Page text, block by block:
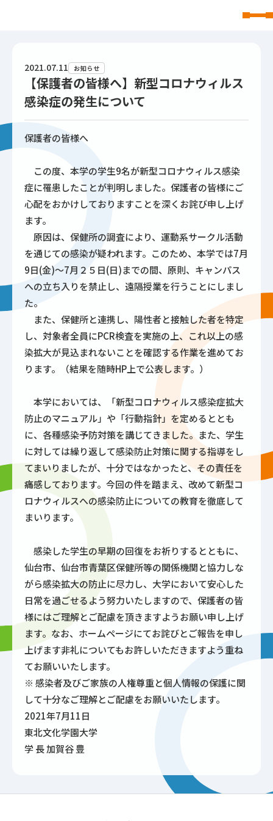
2021.07.11 お知らせ
【保護者の皆様へ】新型コロナウィルス
感染症の発生について
保護者の皆様へ
この度、本学の学生9名が新型コロナウィルス感染
症に罹患したことが判明しました。保護者の皆様にご
心配をおかけしておりますことを深くお詫び申し上げ
ます。
原因は、保健所の調査により、運動系サークル活動
を通じての感染が疑われます。このため、本学では7月
9日(金)～7月２５日(日)までの間、原則、キャンパス
への立ち入りを禁止し、遠隔授業を行うことにしまし
た。
また、保健所と連携し、陽性者と接触した者を特定
し、対象者全員にPCR検査を実施の上、これ以上の感
染拡大が見込まれないことを確認する作業を進めてお
ります。（結果を随時HP上で公表します。）
本学においては、「新型コロナウィルス感染症拡大
防止のマニュアル」や「行動指針」を定めるととも
に、各種感染予防対策を講じてきました。また、学生
に対しては繰り返して感染防止対策に関する指導をし
てまいりましたが、十分ではなかったと、その責任を
痛感しております。今回の件を踏まえ、改めて新型コ
ロナウィルスへの感染防止についての教育を徹底して
まいります。
感染した学生の早期の回復をお祈りするとともに、
仙台市、仙台市青葉区保健所等の関係機関と協力しな
がら感染拡大の防止に尽力し、大学において安心した
日常を過ごせるよう努力いたしますので、保護者の皆
様にはご理解とご配慮を頂きますようお願い申し上げ
ます。なお、ホームページにてお詫びとご報告を申し
上げます非礼についてもお許しいただきますよう重ね
てお願いいたします。
※ 感染者及びご家族の人権尊重と個人情報の保護に関
して十分なご理解とご配慮をお願いいたします。
2021年7月11日
東北文化学園大学
学 長 加賀谷 豊